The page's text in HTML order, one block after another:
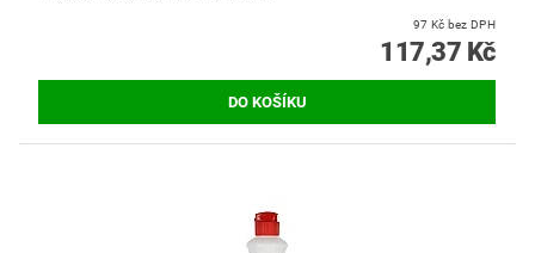
97 Kč bez DPH
117,37 Kč